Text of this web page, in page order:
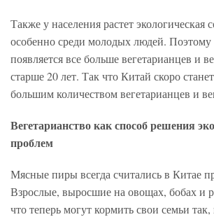
Также у населения растет экологическая
особенно среди молодых людей. Поэтому
появляется все больше вегетарианцев и
старше 20 лет. Так что Китай скоро
большим количеством вегетарианцев и
Вегетарианство как способ решения
проблем
Мясные пиры всегда считались в Китае
Взрослые, выросшие на овощах, бобах и
что теперь могут кормить свои семьи